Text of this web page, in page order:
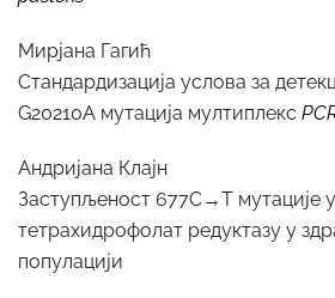
Мирјана Гагић
Стандардизација услова за
G20210A мутација мултиплекс
Андријана Клајн
Заступљеност 677C→T мутације
тетрахидрофолат редуктазу у
популацији